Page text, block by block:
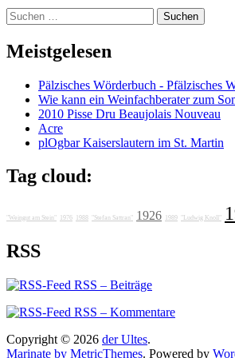
Suchen
nach:
Meistgelesen
Pälzisches Wörderbuch - Pfälzisches
Wie kann ein Weinfachberater zum
2010 Pisse Dru Beaujolais Nouveau
Acre
plOgbar Kaiserslautern im St. Martin
Tag cloud:
"Weingut am Stein" 1976 1988 "Stefan Sattran" 1926 1989 "Ludwig Knoll"
RSS
RSS – Beiträge
RSS – Kommentare
Copyright © 2026 der Ultes.
Marinate by MetricThemes. Powered by